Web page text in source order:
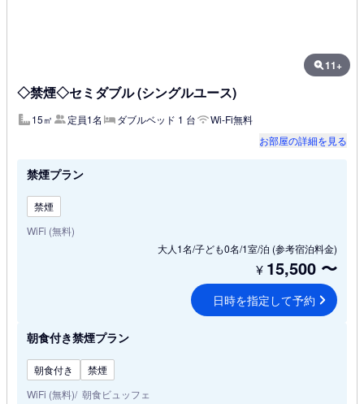
11+
◇禁煙◇セミダブル (シングルユース)
15㎡ 定員1名 ダブルベッド 1 台
Wi-Fi無料
お部屋の詳細を見る
禁煙プラン
禁煙
WiFi (無料)
大人1名/子ども0名/1室/泊 (参考宿泊料金)
¥ 15,500 〜
日時を指定して予約
朝食付き禁煙プラン
朝食付き
禁煙
WiFi (無料) 朝食ビュッフェ